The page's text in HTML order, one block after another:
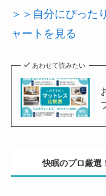
＞＞自分にぴった
ャートを見る
あわせて読みたい
快眠のプロ厳選